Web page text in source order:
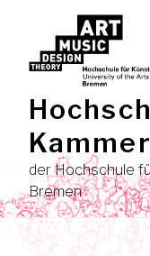
springen
der Hochschule
Bremen